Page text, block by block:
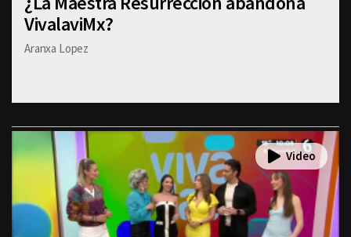
VivalaviMx?
Aranxa Lopez